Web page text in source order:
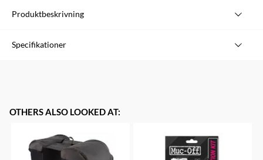
Produktbeskrivning
Specifikationer
OTHERS ALSO LOOKED AT: